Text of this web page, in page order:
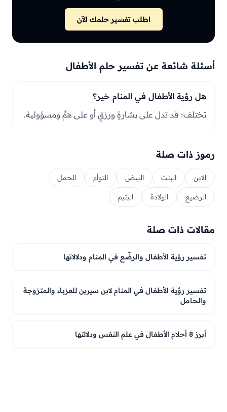
اطلب تفسير حلمك الآن
أسئلة شائعة عن تفسير حلم الأطفال
هل رؤية الأطفال في المنام خير؟
تختلف؛ قد تدل على بشارةٍ ورزقٍ أو على همٍّ ومسؤولية.
رموز ذات صلة
الابن البنت البيض التوأم الحمل
الرضيع الولادة اليتيم
مقالات ذات صلة
تفسير رؤية الأطفال والرضّع في المنام ودلالاتها
تفسير رؤية الأطفال في المنام لابن سيرين للعزباء والمتزوجة
والحامل
أبرز 8 أحلام الأطفال في علم النفس ودلالتها